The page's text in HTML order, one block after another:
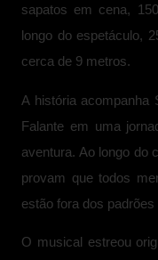
sapatos em cena,
longo do espetáculo,
cerca de 9 metros.
A história acompanha
Falante em uma
aventura. Ao longo do
provam que todos
estão fora dos
O musical estreou